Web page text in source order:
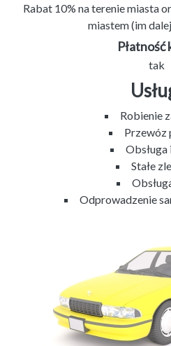
Rabat 10% na terenie miasta
miastem (im
Płatność
tak
Robienie
Przewóz
Stałe
Odprowadzenie